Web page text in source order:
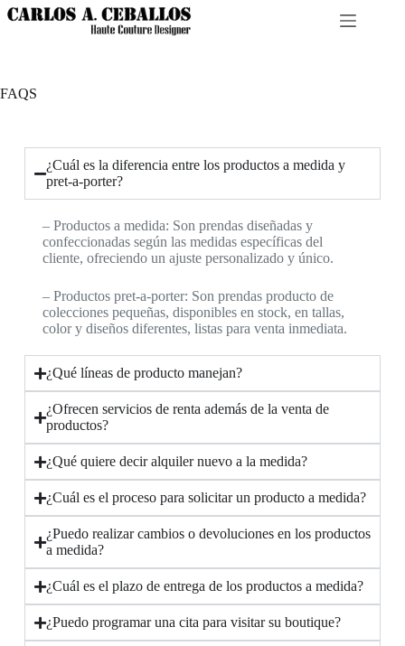
FAQS
¿Cuál es la diferencia entre los productos a medida y
pret-a-porter?
– Productos a medida: Son prendas diseñadas y
confeccionadas según las medidas específicas del
cliente, ofreciendo un ajuste personalizado y único.
– Productos pret-a-porter: Son prendas producto de
colecciones pequeñas, disponibles en stock, en tallas,
color y diseños diferentes, listas para venta inmediata.
¿Qué líneas de producto manejan?
¿Ofrecen servicios de renta además de la venta de
productos?
¿Qué quiere decir alquiler nuevo a la medida?
¿Cuál es el proceso para solicitar un producto a medida?
¿Puedo realizar cambios o devoluciones en los productos
a medida?
¿Cuál es el plazo de entrega de los productos a medida?
¿Puedo programar una cita para visitar su boutique?